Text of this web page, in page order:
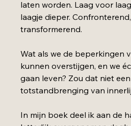
laten worden. Laag voor
laagje dieper.
transformerend.
Wat als we de beperkingen
kunnen overstijgen, en we
gaan leven? Zou dat niet
totstandbrenging van
In mijn boek deel ik aan de